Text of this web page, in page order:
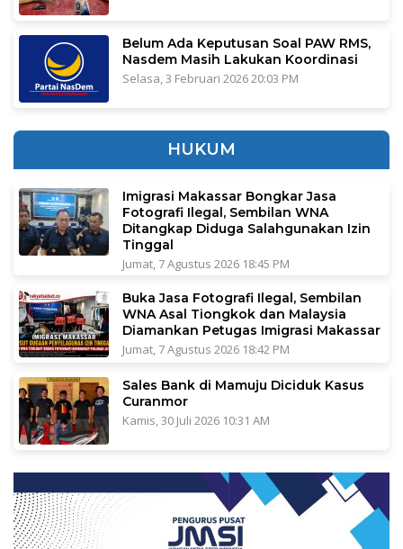
Belum Ada Keputusan Soal PAW RMS,
Nasdem Masih Lakukan Koordinasi
Selasa, 3 Februari 2026 20:03 PM
HUKUM
Imigrasi Makassar Bongkar Jasa
Fotografi Ilegal, Sembilan WNA
Ditangkap Diduga Salahgunakan Izin
Tinggal
Jumat, 7 Agustus 2026 18:45 PM
Buka Jasa Fotografi Ilegal, Sembilan
WNA Asal Tiongkok dan Malaysia
Diamankan Petugas Imigrasi Makassar
Jumat, 7 Agustus 2026 18:42 PM
Sales Bank di Mamuju Diciduk Kasus
Curanmor
Kamis, 30 Juli 2026 10:31 AM